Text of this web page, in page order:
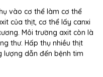
vào cơ thể làm cơ thể
của thịt, cơ thể lấy canxi
Môi trường axit còn là
thư. Hấp thụ nhiều thịt
lượng dẫn đến bệnh tim